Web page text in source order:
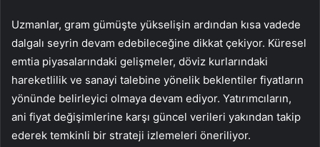
Uzmanlar, gram gümüşte yükselişin ardından kısa vadede
dalgalı seyrin devam edebileceğine dikkat çekiyor. Küresel
emtia piyasalarındaki gelişmeler, döviz kurlarındaki
hareketlilik ve sanayi talebine yönelik beklentiler fiyatların
yönünde belirleyici olmaya devam ediyor. Yatırımcıların,
ani fiyat değişimlerine karşı güncel verileri yakından takip
ederek temkinli bir strateji izlemeleri öneriliyor.